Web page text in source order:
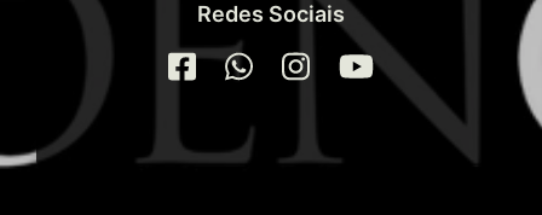
Redes Sociais